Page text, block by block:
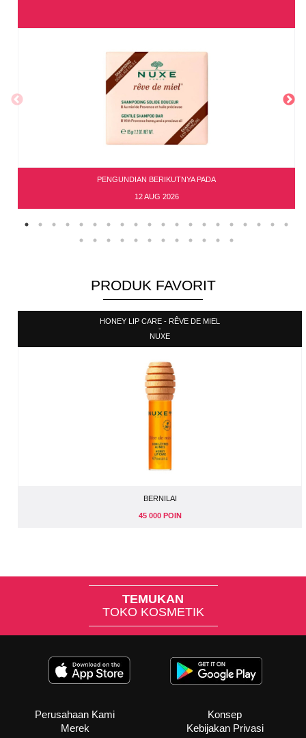
PENGUNDIAN BERIKUTNYA PADA
12 AUG 2026
PRODUK FAVORIT
HONEY LIP CARE - RÊVE DE MIEL
-
NUXE
BERNILAI
45 000 POIN
TEMUKAN
TOKO KOSMETIK
Perusahaan Kami
Merek
Konsep
Kebijakan Privasi